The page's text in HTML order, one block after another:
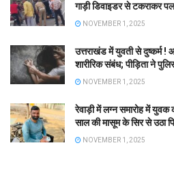
गाड़ी डिवाइडर से टकराकर
NOVEMBER 1, 2025
उत्तराखंड में युवती से दुष्कर्म !
शारीरिक संबंध; पीड़िता ने
NOVEMBER 1, 2025
रेवाड़ी में लग्न समारोह में युवक
साल की मासूम के सिर से उठा
NOVEMBER 1, 2025